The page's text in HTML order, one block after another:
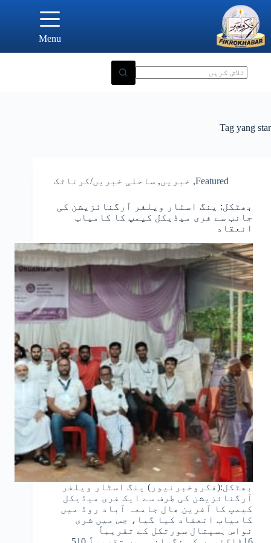
content
Menu
Tag yang star
Featured
, خبریں, ساحلی خبریں/کرناٹک
بھٹکل: ینگ اسٹار ویلفر آرگنائزیشن کی
جانب سے فری میڈیکل کیمپ کا کامیاب
انعقاد
بھٹکل:(فکروخبرنیوز) ینگ اسٹار ویلفر
آرگنائزیشن کی طرف سے ایک فری میڈیکل
کیمپ کا آفرین ھال جامعہ آباد روڈ میں
کامیاب انعقاد کیا گیا، جس میں شری
نواس ہسپتال سورتکل کے تقریباً